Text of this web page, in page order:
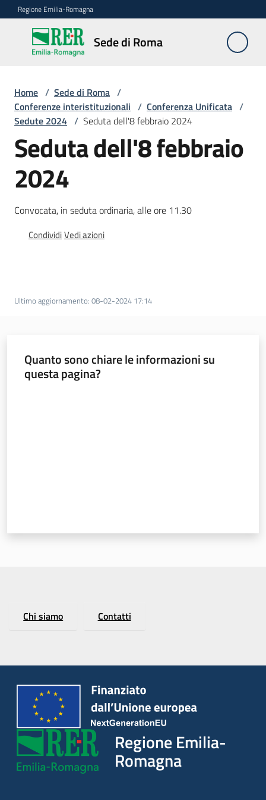
Vai al contenuto
Vai alla navigazione
Vai al footer
Regione Emilia-Romagna
Sede di Roma
Sede
di
Novità
Servizi
della
Conferenze
interistituzionali
Romagna
Novità
Servizi
Leggi Atti Bandi
Home / Sede di Roma /
Conferenze interistituzionali / Conferenza Unificata /
Sedute 2024 / Seduta dell'8 febbraio 2024
Seduta dell'8 febbraio
2024
Convocata, in seduta ordinaria, alle ore 11.30
CondividiVedi azioni
Ultimo aggiornamento: 08-02-2024 17:14
Quanto sono chiare le informazioni su
questa pagina?
Chi siamo Contatti
Regione Emilia-
Romagna